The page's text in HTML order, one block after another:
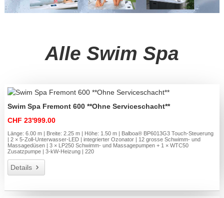
Alle Swim Spa
Swim Spa Fremont 600 **Ohne Serviceschacht**
CHF 23'999.00
Länge: 6.00 m | Breite: 2.25 m | Höhe: 1.50 m | Balboa® BP6013G3 Touch-Steuerung
| 2 × 5-Zoll-Unterwasser-LED | integrierter Ozonator | 12 grosse Schwimm- und
Massagedüsen | 3 × LP250 Schwimm- und Massagepumpen + 1 × WTC50
Zusatzpumpe | 3-kW-Heizung | 220
Details